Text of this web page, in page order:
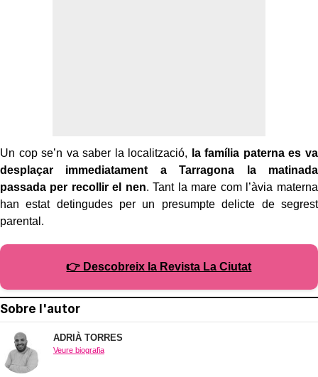
Un cop se’n va saber la localització,
la família paterna es va
desplaçar immediatament a Tarragona la matinada
passada per recollir el nen. Tant la mare com l’àvia materna
han estat detingudes per un presumpte delicte de segrest
parental.
👉 Descobreix la Revista La Ciutat
Sobre l'autor
ADRIÀ TORRES
Veure biografia